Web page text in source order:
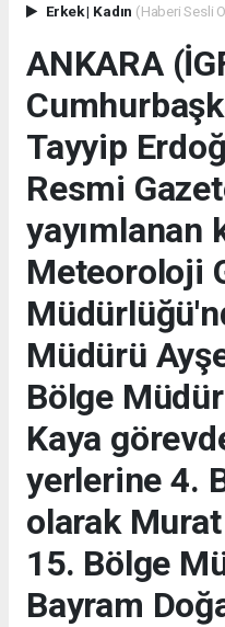
Erkek| Kadın (Haberi Sesli
ANKARA
Tayyip
Resmi
yayımlanan
Meteoroloji
Müdürü
Bölge
Kaya
yerlerine 4.
olarak
15. Bölge
Bayram